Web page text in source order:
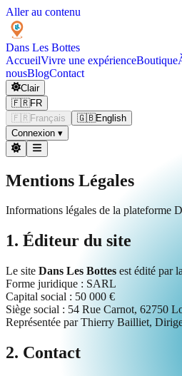
Aller au contenu
Dans Les Bottes
AccueilVivre une expérienceBoutique
nousBlogContact
Clair
🇫🇷FR
🇫🇷 Français 🇬🇧English
Connexion ▾
Mentions Légales
Informations légales de la plateforme
1. Éditeur du site
Le site Dans Les Bottes est édité par
Forme juridique : SARL
Capital social : 50 000 €
Siège social : 54 Rue Carnot, 62750
Représentée par Thierry Bailliet,
2. Contact